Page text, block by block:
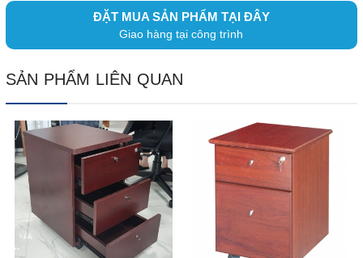
ĐẶT MUA SẢN PHẨM TẠI ĐÂY
Giao hàng tại công trình
SẢN PHẨM LIÊN QUAN